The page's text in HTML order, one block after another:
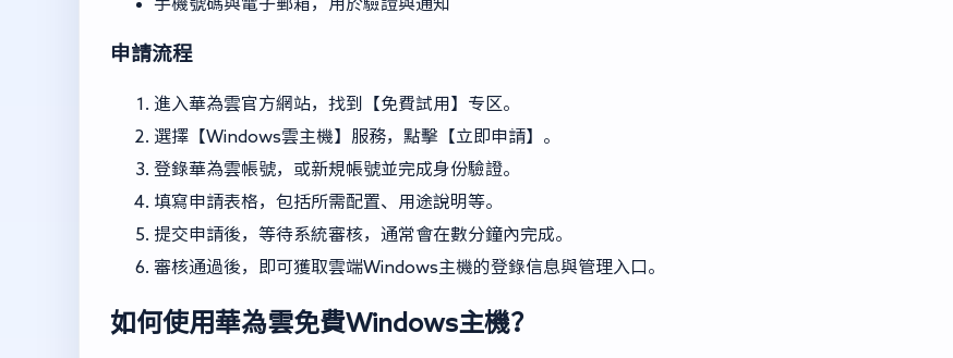
申請流程
進入華為雲官方網站，找到【免費試用】专区。
選擇【Windows雲主機】服務，點擊【立即申請】。
登錄華為雲帳號，或新規帳號並完成身份驗證。
填寫申請表格，包括所需配置、用途說明等。
提交申請後，等待系統審核，通常會在數分鐘內完成。
審核通過後，即可獲取雲端Windows主機的登錄信息與管理入口。
如何使用華為雲免費Windows主機？